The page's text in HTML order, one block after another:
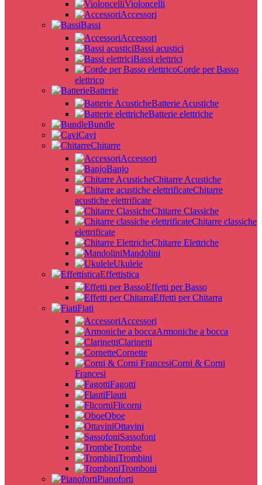
Violoncelli
Accessori
Bassi
Accessori
Bassi acustici
Bassi elettrici
Corde per Basso
elettrico
Batterie
Batterie Acustiche
Batterie elettriche
Bundle
Cavi
Chitarre
Accessori
Banjo
Chitarre Acustiche
Chitarre
acustiche elettrificate
Chitarre Classiche
Chitarre classiche
elettrificate
Chitarre Elettriche
Mandolini
Ukulele
Effettistica
Effetti per Basso
Effetti per Chitarra
Fiati
Accessori
Armoniche a bocca
Clarinetti
Cornette
Corni & Corni
Francesi
Fagotti
Flauti
Flicorni
Oboe
Ottavini
Sassofoni
Trombe
Trombini
Tromboni
Pianoforti